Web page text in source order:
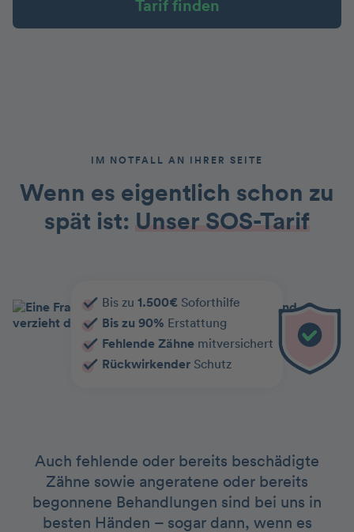
Tarif finden
IM NOTFALL AN IHRER SEITE
Wenn es eigentlich schon zu
spät ist: Unser SOS-Tarif
Bis zu1.500€ Soforthilfe
Bis zu 90% Erstattung
Fehlende Zähne mitversichert
Rückwirkender Schutz
Auch fehlende oder bereits beschädigte
Zähne sowie angeratene oder bereits
begonnene Behandlungen sind bei uns in
besten Händen – sogar dann, wenn es